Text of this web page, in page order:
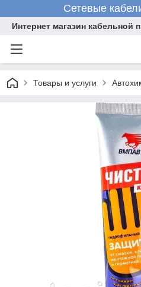
Сетевые
Интернет магазин
Товары и услуги